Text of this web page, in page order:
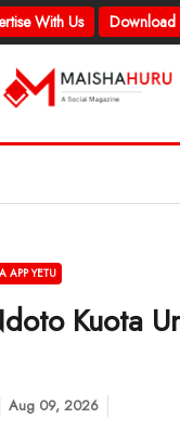
With Us Download
APP YETU
Kuota
Aug 09, 2026